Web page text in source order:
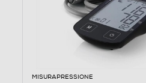
MISURAPRESSIONE